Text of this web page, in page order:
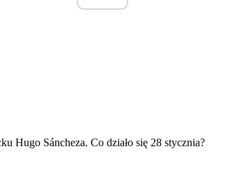
Hugo Sáncheza. Co działo się 28 stycznia?